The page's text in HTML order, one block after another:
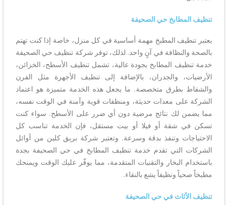
تنظيف المطابخ حي الصحيفة
يعتبر تنظيف المطبخ مهمة أساسية في كل منزل، خاصة إذا كنت تهتم
بالصحة والنظافة في آنٍ واحد. لذلك، توفر شركة تنظيف حي الصحيفة
خدمة تنظيف المطابخ بجودة عالية، تشمل تنظيف الأسطح، الخزائن،
الأرضيات، والجدران، بالإضافة إلى تنظيف الأجهزة مثل الفرن
والشفاط بطرق متخصصة. ما يجعل هذه الخدمة متميزة هو اعتماد
الشركة على معدات حديثة، ومنظفات قوية وآمنة في الوقت نفسه،
مما يضمن لك نتائج مرضية دون أي ضرر على الأسطح. سواء كنت
تسكن في شقة أو فيلا أو بيت مستقل، فإن الخدمة تناسب كل
الاحتياجات وتنفذ بدقة وسرعة. وتعتبر شركة بريق كلين من أوائل
الشركات التي تقدم خدمة تنظيف المطابخ في حي الصحيفة بجدة
باستخدام البخار والتقنيات المتقدمة، مما يوفّر عليك الوقت ويمنحك
مطبخاً صحياً ونظيفاً يشع بالنقاء.
تنظيف الأثاث في حي الصحيفة